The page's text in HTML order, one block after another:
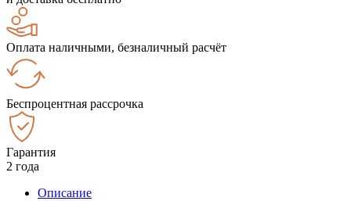
Оплата наличными, безналичный расчёт
Беспроцентная рассрочка
Гарантия
2 года
Описание